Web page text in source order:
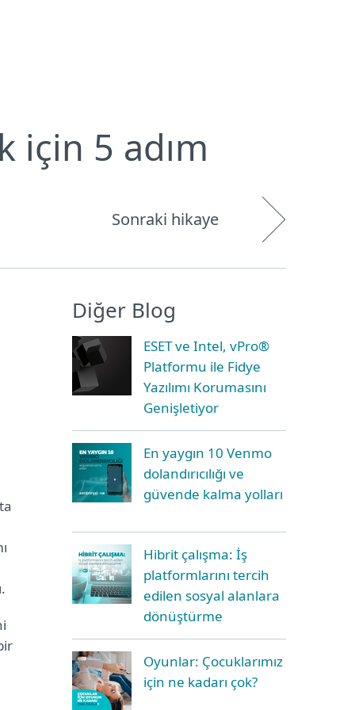
için 5 adım
Sonraki hikaye
Diğer Blog
ESET ve Intel, vPro®
Platformu ile Fidye
Yazılımı Korumasını
Genişletiyor
En yaygın 10 Venmo
dolandırıcılığı ve
güvende kalma yolları
Hibrit çalışma: İş
platformlarını tercih
edilen sosyal alanlara
dönüştürme
Oyunlar: Çocuklarımız
için ne kadarı çok?